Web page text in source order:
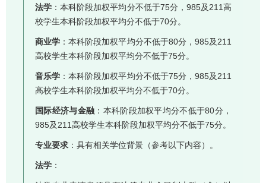
法学 ：本科阶段加权平均分不低于75分，985及211高
校学生本科阶段加权平均分不低于70分。
商业学 ：本科阶段加权平均分不低于80分，985及211
高校学生本科阶段加权平均分不低于75分。
音乐学 ：本科阶段加权平均分不低于75分，985及211
高校学生本科阶段加权平均分不低于70分。
国际经济与金融 ：本科阶段加权平均分不低于80分，
985及211高校学生本科阶段加权平均分不低于75分。
专业要求：具有相关学位背景（参考以下内容）。
法学：